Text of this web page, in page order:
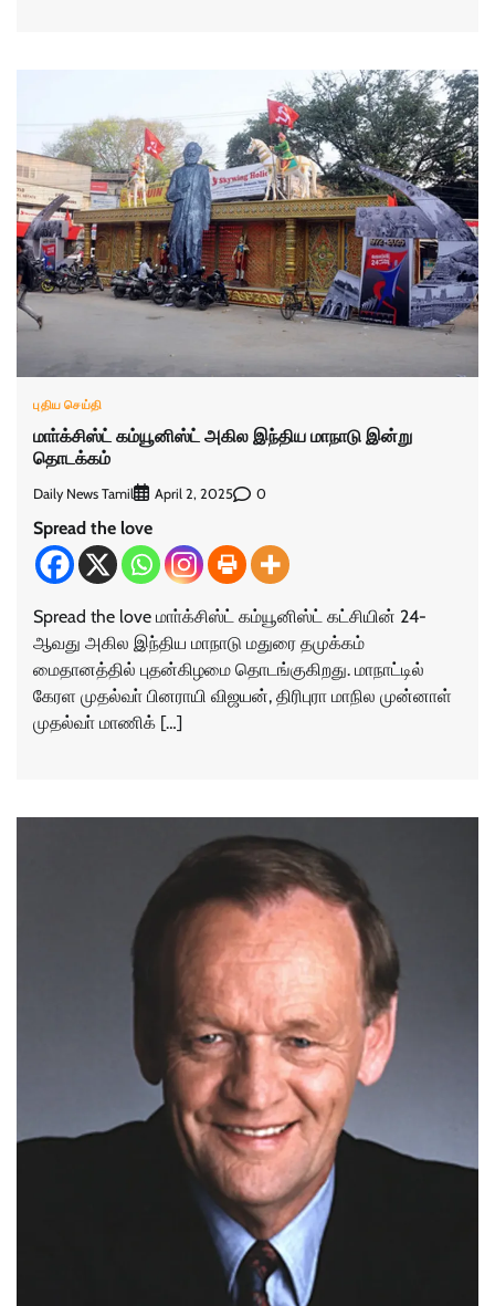
புதிய செய்தி
மாா்க்சிஸ்ட் கம்யூனிஸ்ட் அகில இந்திய மாநாடு இன்று
தொடக்கம்
Daily News Tamil April 2, 2025 0
Spread the love
Spread the love மாா்க்சிஸ்ட் கம்யூனிஸ்ட் கட்சியின் 24-
ஆவது அகில இந்திய மாநாடு மதுரை தமுக்கம்
மைதானத்தில் புதன்கிழமை தொடங்குகிறது. மாநாட்டில்
கேரள முதல்வா் பினராயி விஜயன், திரிபுரா மாநில முன்னாள்
முதல்வா் மாணிக் […]